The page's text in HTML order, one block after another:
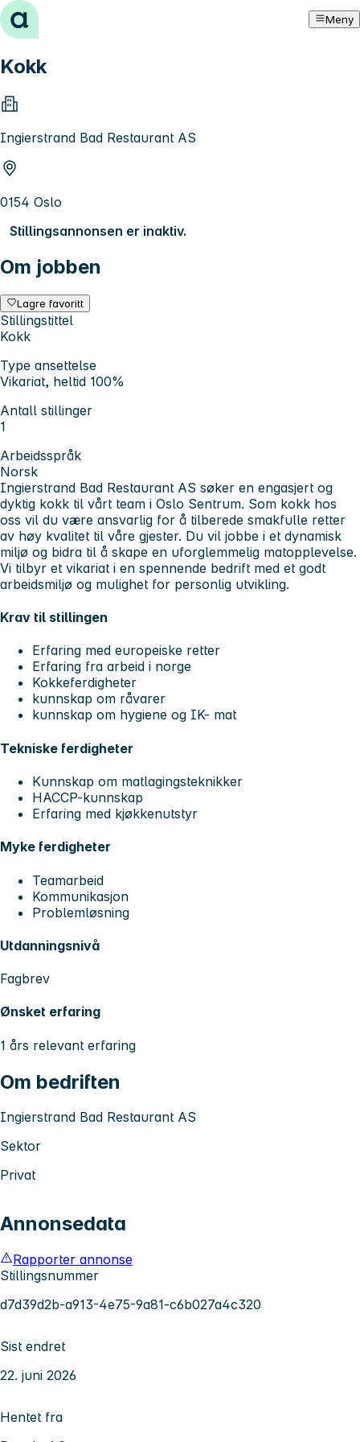
Hopp til innhold Meny
Kokk
Ingierstrand Bad Restaurant AS
0154 Oslo
Stillingsannonsen er inaktiv.
Om jobben
Lagre favoritt
Stillingstittel
Kokk
Type ansettelse
Vikariat, heltid 100%
Antall stillinger
1
Arbeidsspråk
Norsk
Ingierstrand Bad Restaurant AS søker en engasjert og
dyktig kokk til vårt team i Oslo Sentrum. Som kokk hos
oss vil du være ansvarlig for å tilberede smakfulle retter
av høy kvalitet til våre gjester. Du vil jobbe i et dynamisk
miljø og bidra til å skape en uforglemmelig matopplevelse.
Vi tilbyr et vikariat i en spennende bedrift med et godt
arbeidsmiljø og mulighet for personlig utvikling.
Krav til stillingen
Erfaring med europeiske retter
Erfaring fra arbeid i norge
Kokkeferdigheter
kunnskap om råvarer
kunnskap om hygiene og IK- mat
Tekniske ferdigheter
Kunnskap om matlagingsteknikker
HACCP-kunnskap
Erfaring med kjøkkenutstyr
Myke ferdigheter
Teamarbeid
Kommunikasjon
Problemløsning
Utdanningsnivå
Fagbrev
Ønsket erfaring
1 års relevant erfaring
Om bedriften
Ingierstrand Bad Restaurant AS
Sektor
Privat
Annonsedata
Rapporter annonse
Stillingsnummer
d7d39d2b-a913-4e75-9a81-c6b027a4c320
Sist endret
22. juni 2026
Hentet fra